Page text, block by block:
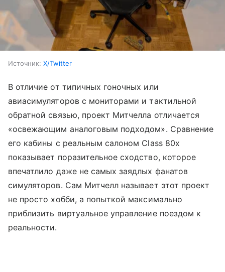
Источник: X/Twitter
В отличие от типичных гоночных или
авиасимуляторов с мониторами и тактильной
обратной связью, проект Митчелла отличается
«освежающим аналоговым подходом». Сравнение
его кабины с реальным салоном Class 80x
показывает поразительное сходство, которое
впечатлило даже не самых заядлых фанатов
симуляторов. Сам Митчелл называет этот проект
не просто хобби, а попыткой максимально
приблизить виртуальное управление поездом к
реальности.